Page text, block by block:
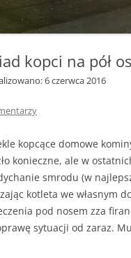
DYM I SADZA A
WĘGLA
DLACZEGO PIEC
ZRĘBKA
kopci na pół
6 czerwca 2016
kopcące domowe
konieczne, ale w
smrodu (w
kotleta we własnym
pod nosem zza
sytuacji od zaraz.